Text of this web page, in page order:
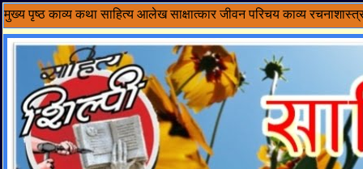
मुख्य पृष्ठ काव्य कथा साहित्य आलेख साक्षात्कार जीवन परिचय काव्य